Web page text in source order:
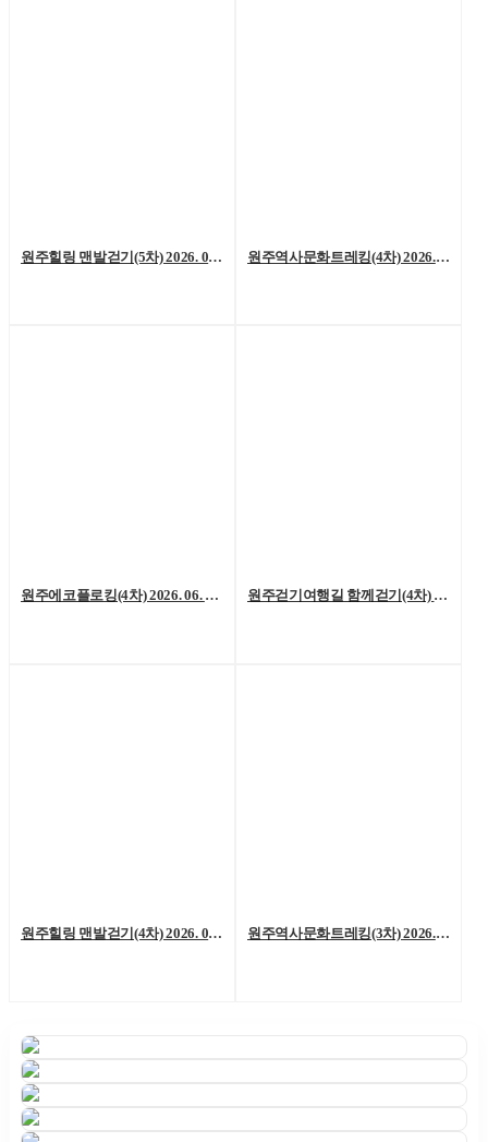
원주힐링 맨발걷기(5차) 2026. 07. 04. (토) 원주역사문화트레킹(4차) 2026. 06. 27.(토)
원주에코플로킹(4차) 2026. 06. 20. (토) 원주걷기여행길 함께걷기(4차) 2026. 6. 13.(토)
원주힐링 맨발걷기(4차) 2026. 06. 06. (토) 원주역사문화트레킹(3차) 2026. 05. 23.(토)